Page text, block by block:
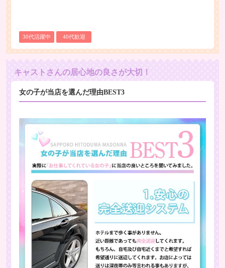
30代活躍中 40代歓迎
キャストさんの居心地の良さが大切！
女の子が当店を選んだ理由BEST3